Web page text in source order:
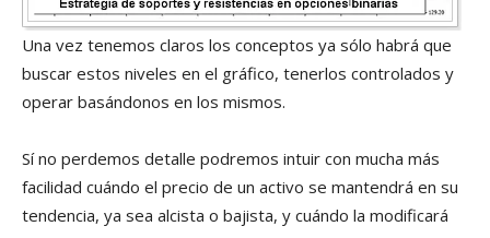
Una vez tenemos claros los conceptos ya sólo habrá que
buscar estos niveles en el gráfico, tenerlos controlados y
operar basándonos en los mismos.
Sí no perdemos detalle podremos intuir con mucha más
facilidad cuándo el precio de un activo se mantendrá en su
tendencia, ya sea alcista o bajista, y cuándo la modificará